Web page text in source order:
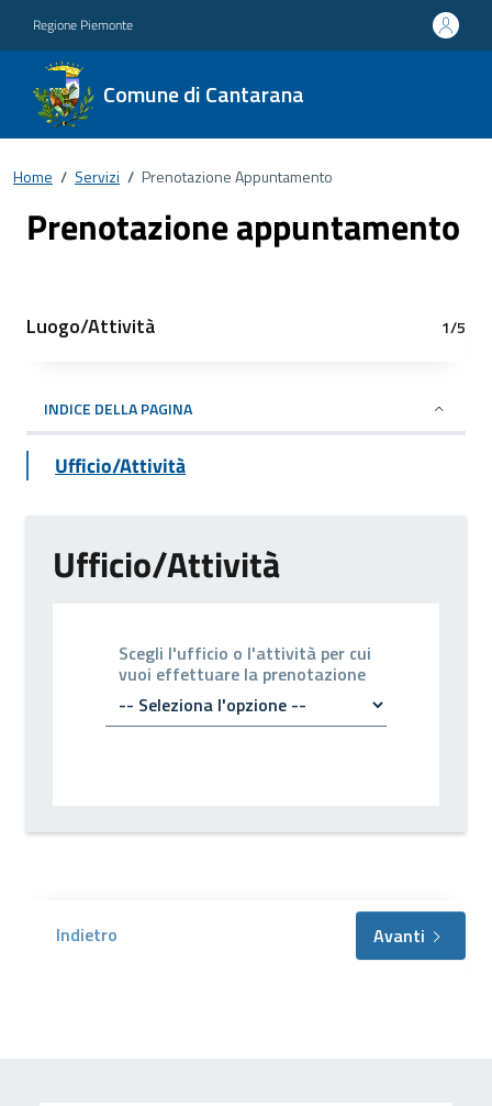
Regione Piemonte
Comune di Cantarana
Home / Servizi / Prenotazione Appuntamento
Prenotazione appuntamento
Luogo/Attività 1/5
INDICE DELLA PAGINA
Ufficio/Attività
Ufficio/Attività
Scegli l'ufficio o l'attività per cui
vuoi effettuare la prenotazione
Indietro Avanti